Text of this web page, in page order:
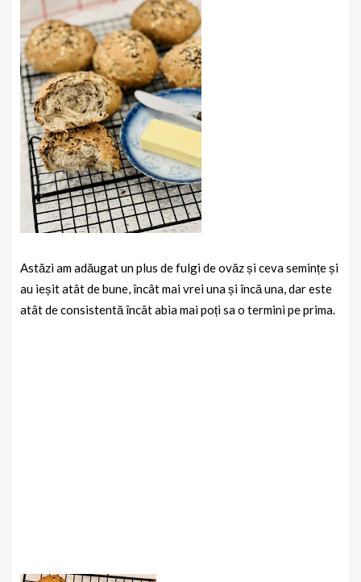
Astăzi am adăugat un plus de fulgi de ovăz și ceva semințe și
au ieșit atât de bune, încât mai vrei una și încă una, dar este
atât de consistentă încât abia mai poți sa o termini pe prima.